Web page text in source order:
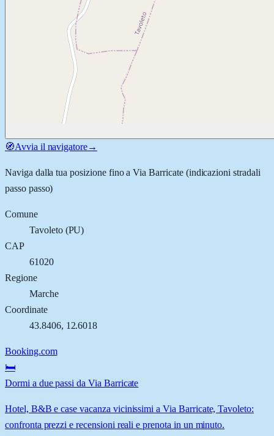
🧭Avvia il navigatore→
Naviga dalla tua posizione fino aVia Barricate(indicazioni stradali
passo passo)
Comune
Tavoleto(PU)
CAP
61020
Regione
Marche
Coordinate
43.8406, 12.6018
Booking.com
🛏️
Dormi a due passi da Via Barricate
Hotel, B&B e case vacanza vicinissimi a Via Barricate, Tavoleto:
confronta prezzi e recensioni reali e prenota in un minuto.